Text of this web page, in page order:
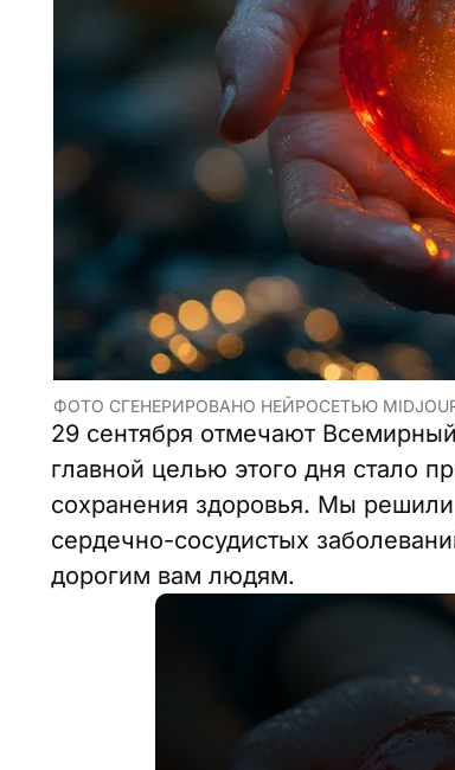
ФОТО СГЕНЕРИРОВАНО НЕЙРОСЕТЬЮ
29 сентября отмечают
главной целью этого дня стало
сохранения здоровья. Мы
сердечно-сосудистых
дорогим вам людям.